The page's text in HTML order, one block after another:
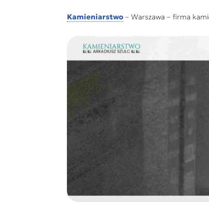
Kamieniarstwo – Warszawa – firma